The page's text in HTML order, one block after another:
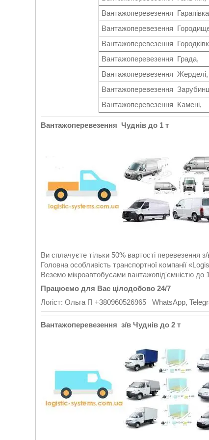
Вантажоперевезення
Вантажоперевезення
Вантажоперевезення
Вантажоперевезення Града,
Вантажоперевезення Жерделі,
Вантажоперевезення
Вантажоперевезення Камені,
Вантажоперевезення Чуднів до 1 т
Ви сплачуєте тільки 50% вартості перевезення з/
Головна особливість транспортної компанії
Веземо мікроавтобусами вантажопід'ємністю до
Працюємо для Вас цілодобово 24/7
Логіст: Ольга П +380960526965 WhatsApp,
Вантажоперевезення з/в Чуднів до 2 т